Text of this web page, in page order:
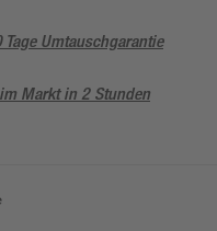
Tage Umtauschgarantie
Markt in 2 Stunden